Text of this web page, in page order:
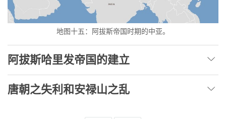
地图十五：阿拔斯帝国时期的中亚。
阿拔斯哈里发帝国的建立
唐朝之失利和安禄山之乱